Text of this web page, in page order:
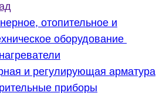
отопительное и
оборудование
и регулирующая арматура
приборы